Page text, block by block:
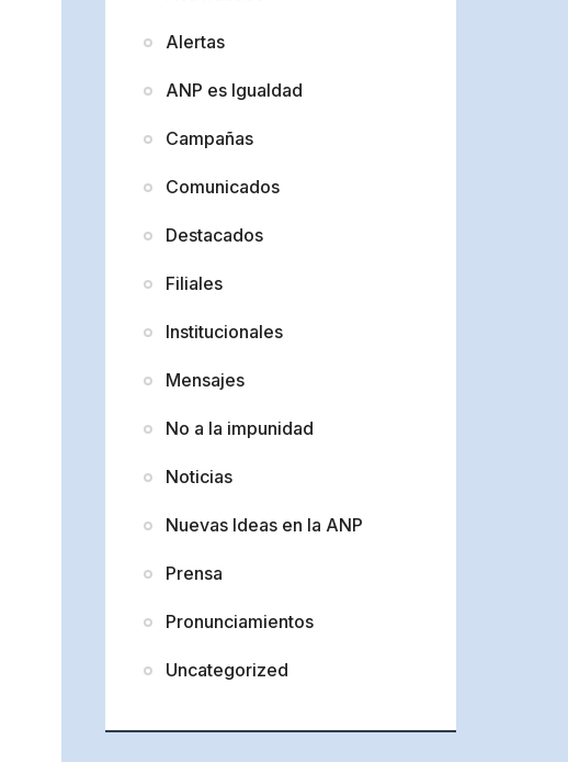
Alertas
ANP es Igualdad
Campañas
Comunicados
Destacados
Filiales
Institucionales
Mensajes
No a la impunidad
Noticias
Nuevas Ideas en la ANP
Prensa
Pronunciamientos
Uncategorized